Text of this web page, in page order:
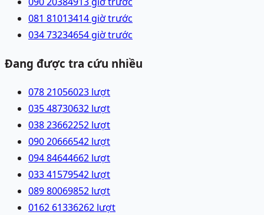
081 81013414 giờ trước
034 73234654 giờ trước
Đang được tra cứu nhiều
078 21056023 lượt
035 48730632 lượt
038 23662252 lượt
090 20666542 lượt
094 84644662 lượt
033 41579542 lượt
089 80069852 lượt
0162 61336262 lượt